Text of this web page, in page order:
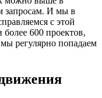
запросам. И мы в
с этой
600 проектов,
регулярно попадаем